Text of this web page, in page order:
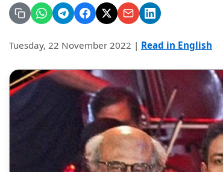
Tuesday, 22 November 2022 | Read in English